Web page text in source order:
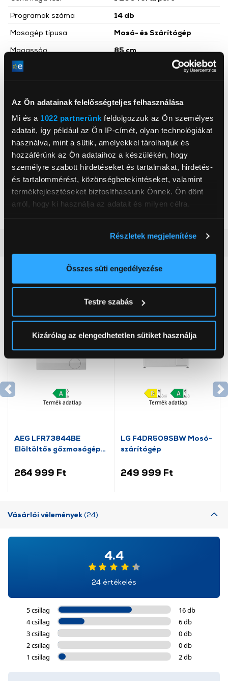
Az Ön adatainak felelősségteljes felhasználása
Mi és a 1022 partnerünk feldolgozzuk az Ön személyes
adatait, így például az Ön IP-címét, olyan technológiákat
használva, mint a sütik, amelyekkel tárolhatjuk és
hozzáférünk az Ön adataihoz a készülékén, hogy
személyre szabott hirdetéseket és tartalmakat, hirdetés-
és tartalommérést, közönségbetekintéseket, valamint
termékfejlesztéseket biztosíthassunk Önnek. Ön dönt
arról, hogy ki használja az adatait és milyen célra.
elhelyezkedéséről pár méteres pontossággal
Az Ön készülékén beazonosítása annak konkrét
módjairól és adja meg preferenciáit aRészletek
pontban. Bármikor módosíthatja vagy visszavonhatja a
Sütinyilatkozathoz való hozzájárulását.
okat használ, melyeket az Ön gépén tárol a rendszer. A
szolgáltatásaink biztosításához szükségesek. Az oldal
használatával Ön elfogadja a cookie-k használatát.
Részletek megjelenítése
Összes süti engedélyezése
Testre szabás
Kizárólag az elengedhetetlen sütiket használja
Programok száma
14 db
Mosogép típusa
Mosó- és Szárítógép
Magasság
85 cm
Szélesség
Rövid program
Igen
Energiaosztály
E
Baba program
Szín
Fehér
Keskeny
Igen
Késleltetett
indítás/befejezés
Igen
Igen
Neked ajánljuk
Termék adatlap
AEG LFR73844BE
Elöltöltős gőzmosógép,
264 999 Ft
Termék adatlap
LG F4DR509SBW Mosó-
szárítógép
249 999 Ft
Vásárlói vélemények(24)
4.4
24 értékelés
5 csillag
16 db
4 csillag
6 db
3 csillag
0 db
2 csillag
0 db
1 csillag
2 db